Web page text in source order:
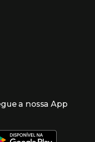
a nossa App